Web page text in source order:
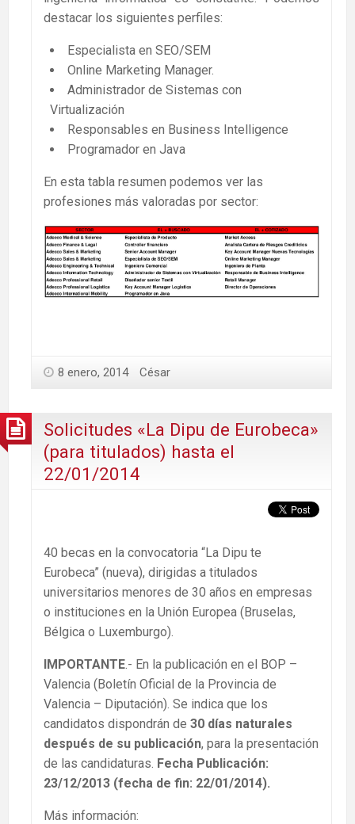
destacar los siguientes perfiles:
Especialista en SEO/SEM
Online Marketing Manager.
Administrador de Sistemas con
Virtualización
Responsables en Business Intelligence
Programador en Java
En esta tabla resumen podemos ver las
profesiones más valoradas por sector:
8 enero, 2014 César
Solicitudes «La Dipu de Eurobeca»
(para titulados) hasta el
22/01/2014
40 becas en la convocatoria “La Dipu te
Eurobeca” (nueva), dirigidas a titulados
universitarios menores de 30 años en empresas
o instituciones en la Unión Europea (Bruselas,
Bélgica o Luxemburgo).
IMPORTANTE .- En la publicación en el BOP –
Valencia (Boletín Oficial de la Provincia de
Valencia – Diputación). Se indica que los
candidatos dispondrán de 30 días naturales
después de su publicación, para la presentación
de las candidaturas. Fecha Publicación:
23/12/2013 (fecha de fin: 22/01/2014).
Más información: